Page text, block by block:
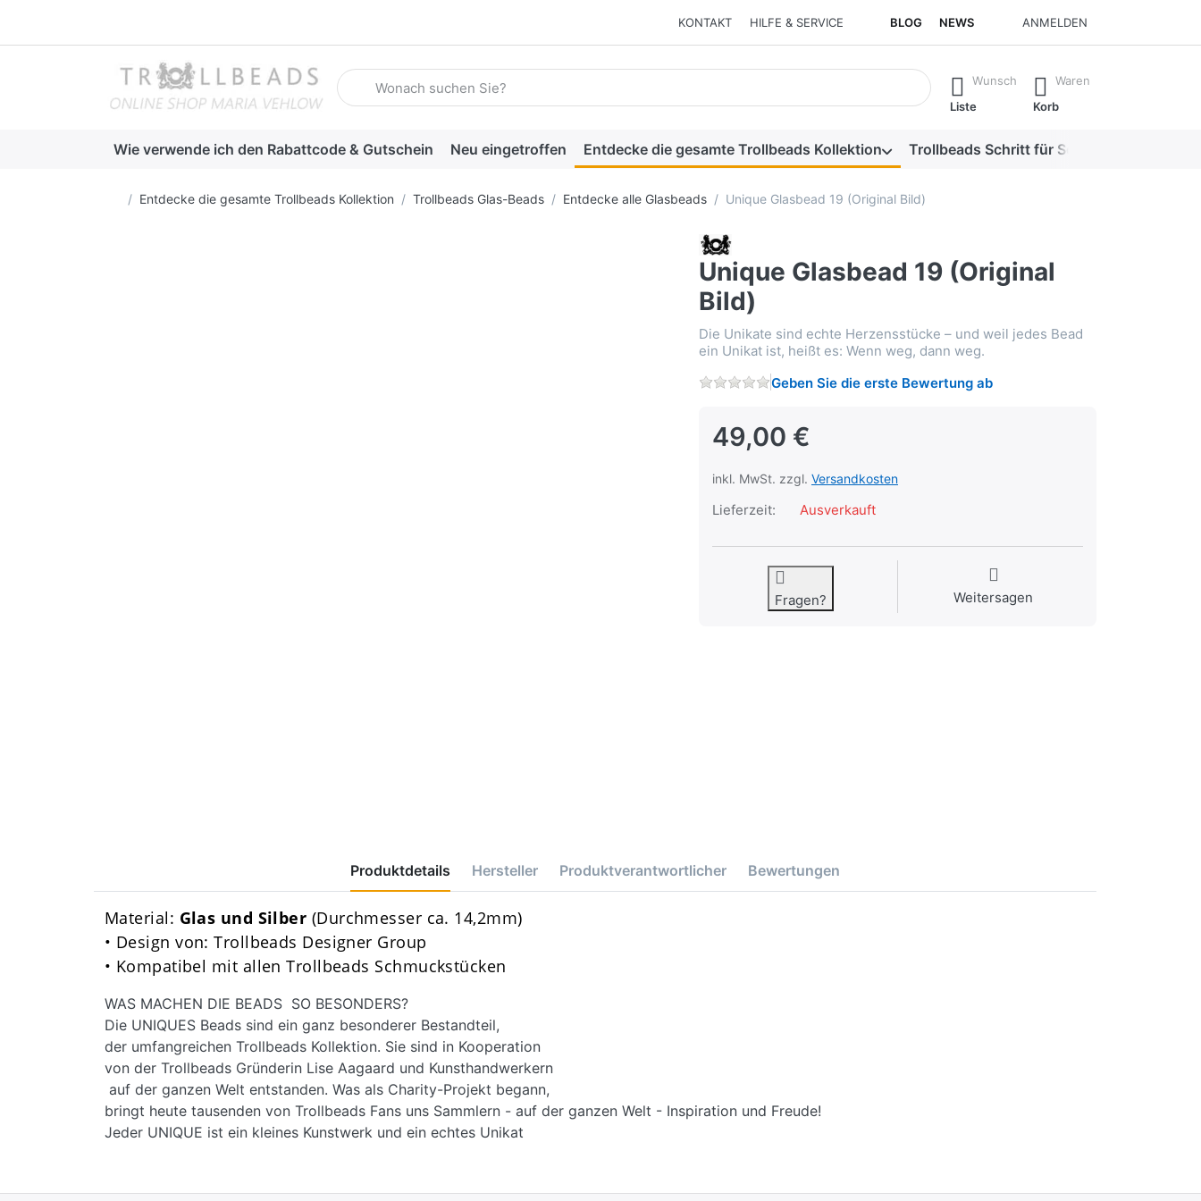
KONTAKT HILFE & SERVICE BLOG NEWS ANMELDEN
Geben Sie einen Suchbegriff ein. Während Sie tippen, erscheinen automatisch erste Ergebnisse. Drücken Sie die Eingabetaste, um alle
Wunsch
Liste
Waren
Korb
Wie verwende ich den Rabattcode & Gutschein Neu eingetroffen Entdecke die gesamte Trollbeads Kollektion Trollbeads Schritt für Schritt
Startseite
Entdecke die gesamte Trollbeads Kollektion Trollbeads Glas-Beads Entdecke alle Glasbeads Unique Glasbead 19 (Original Bild)
Unique Glasbead 19 (Original
Bild)
Die Unikate sind echte Herzensstücke – und weil jedes Bead
ein Unikat ist, heißt es: Wenn weg, dann weg.
Geben Sie die erste Bewertung ab
49,00 €
inkl. MwSt. zzgl. Versandkosten
Lieferzeit: Ausverkauft
Fragen? Weitersagen
Produktdetails Hersteller Produktverantwortlicher Bewertungen
Material: Glas und Silber (Durchmesser ca. 14,2mm)
• Design von: Trollbeads Designer Group
• Kompatibel mit allen Trollbeads Schmuckstücken
WAS MACHEN DIE BEADS SO BESONDERS?
Die UNIQUES Beads sind ein ganz besonderer Bestandteil,
der umfangreichen Trollbeads Kollektion. Sie sind in Kooperation
von der Trollbeads Gründerin Lise Aagaard und Kunsthandwerkern
auf der ganzen Welt entstanden. Was als Charity-Projekt begann,
bringt heute tausenden von Trollbeads Fans uns Sammlern - auf der ganzen Welt - Inspiration und Freude!
Jeder UNIQUE ist ein kleines Kunstwerk und ein echtes Unikat